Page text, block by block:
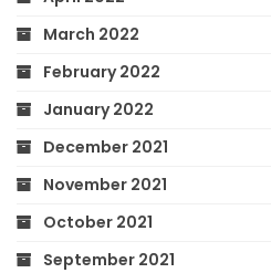
March 2022
February 2022
January 2022
December 2021
November 2021
October 2021
September 2021